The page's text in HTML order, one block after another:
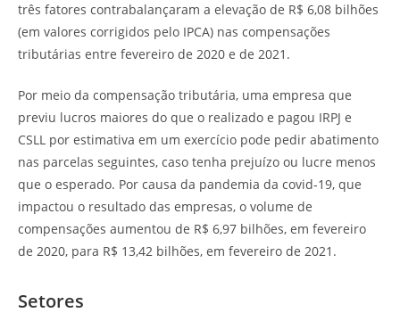
três fatores contrabalançaram a elevação de R$ 6,08 bilhões
(em valores corrigidos pelo IPCA) nas compensações
tributárias entre fevereiro de 2020 e de 2021.
Por meio da compensação tributária, uma empresa que
previu lucros maiores do que o realizado e pagou IRPJ e
CSLL por estimativa em um exercício pode pedir abatimento
nas parcelas seguintes, caso tenha prejuízo ou lucre menos
que o esperado. Por causa da pandemia da covid-19, que
impactou o resultado das empresas, o volume de
compensações aumentou de R$ 6,97 bilhões, em fevereiro
de 2020, para R$ 13,42 bilhões, em fevereiro de 2021.
Setores